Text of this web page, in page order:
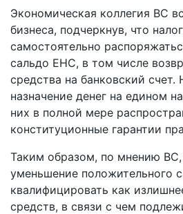
Экономическая коллегия ВС
бизнеса, подчеркнув, что
самостоятельно
сальдо ЕНС, в том числе
средства на банковский
назначение денег на едином
них в полной мере
конституционные гарантии
Таким образом, по мнению
уменьшение положительного
квалифицировать как
средств, в связи с чем